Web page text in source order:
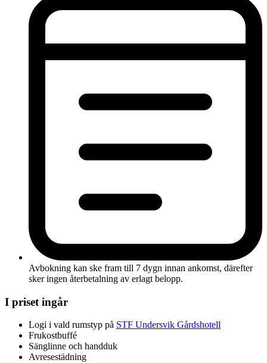
Avbokning kan ske fram till 7 dygn innan ankomst, därefter
sker ingen återbetalning av erlagt belopp.
I priset ingår
Logi i vald rumstyp på STF Undersvik Gårdshotell
Frukostbuffé
Sänglinne och handduk
Avresestädning